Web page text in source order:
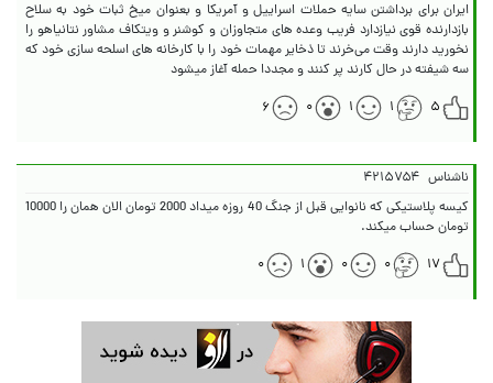
ایران برای برداشتن سایه حملات اسراییل و آمریکا و بعنوان میخ ثبات خود به سلاح
بازدارنده قوی نیازدارد فریب وعده های متجاوزان و کوشنر و ویتکاف مشاور نتانیاهو را
نخورید دارند وقت می‌خرند تا ذخایر مهمات خود را با کارخانه های اسلحه سازی خود که
سه شیفته در حال کارند پر کنند و مجددا حمله آغاز میشود
۵
۱ ۱ ۰ ۶
ناشناس ۴۲۱۵۷۵۴
کیسه پلاستیکی که نانوایی قبل از جنگ 40 روزه میداد 2000 تومان الان همان را 10000
تومان حساب میکند.
۱۷
۰ ۰ ۱ ۰